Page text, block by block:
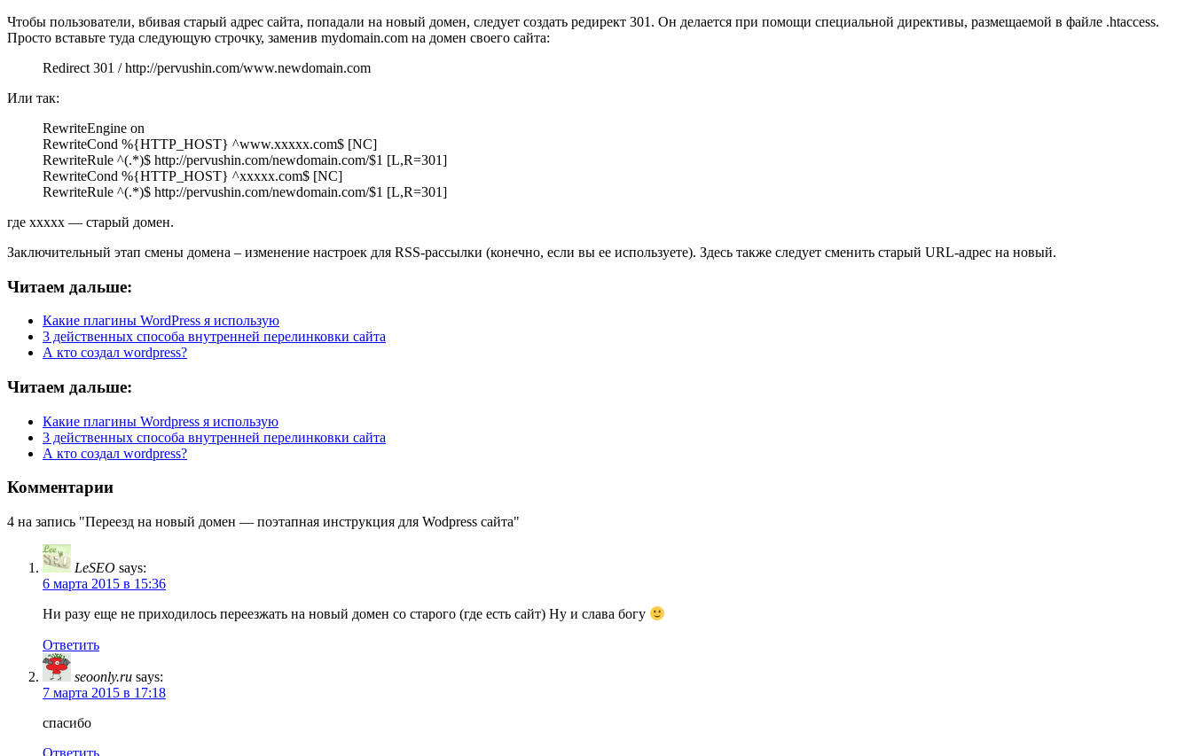
Чтобы пользователи, вбивая старый адрес сайта, попадали на новый домен, следует создать редирект 301. Он делается при помощи специальной директивы, размещаемой в файле .htaccess.
Просто вставьте туда следующую строчку, заменив mydomain.com на домен своего сайта:
Redirect 301 / http://pervushin.com/www.newdomain.com
Или так:
RewriteEngine on
RewriteCond %{HTTP_HOST} ^www.xxxxx.com$ [NC]
RewriteRule ^(.*)$ http://pervushin.com/newdomain.com/$1 [L,R=301]
RewriteCond %{HTTP_HOST} ^xxxxx.com$ [NC]
RewriteRule ^(.*)$ http://pervushin.com/newdomain.com/$1 [L,R=301]
где xxxxx — старый домен.
Заключительный этап смены домена – изменение настроек для RSS-рассылки (конечно, если вы ее используете). Здесь также следует сменить старый URL-адрес на новый.
Читаем дальше:
Какие плагины WordPress я использую
3 действенных способа внутренней перелинковки сайта
А кто создал wordpress?
Читаем дальше:
Какие плагины Wordpress я использую
3 действенных способа внутренней перелинковки сайта
А кто создал wordpress?
Комментарии
4 на запись "Переезд на новый домен — поэтапная инструкция для Wodpress сайта"
LeSEO says:
6 марта 2015 в 15:36
Ни разу еще не приходилось переезжать на новый домен со старого (где есть сайт) Ну и слава богу
Ответить
seoonly.ru says:
7 марта 2015 в 17:18
спасибо
Ответить